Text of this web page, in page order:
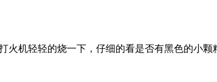
机轻轻的烧一下，仔细的看是否有黑色的小颗